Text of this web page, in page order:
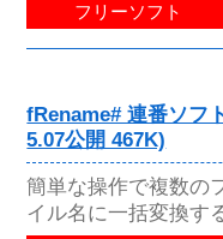
フリーソフト
fRename# 連番ソフ
5.07公開 467K)
簡単な操作で複数の
イル名に一括変換す